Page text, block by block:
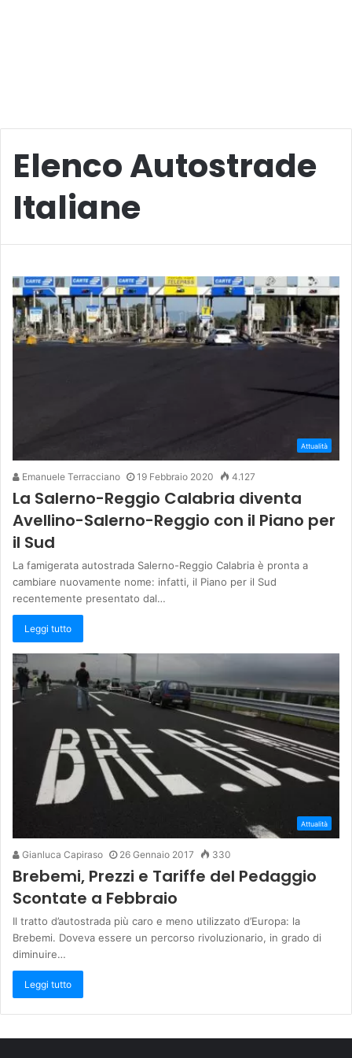
Elenco Autostrade
Italiane
Attualità
Emanuele Terracciano 19 Febbraio 2020 4.127
La Salerno-Reggio Calabria diventa
Avellino-Salerno-Reggio con il Piano per
il Sud
La famigerata autostrada Salerno-Reggio Calabria è pronta a
cambiare nuovamente nome: infatti, il Piano per il Sud
recentemente presentato dal…
Leggi tutto
Attualità
Gianluca Capiraso 26 Gennaio 2017 330
Brebemi, Prezzi e Tariffe del Pedaggio
Scontate a Febbraio
Il tratto d’autostrada più caro e meno utilizzato d’Europa: la
Brebemi. Doveva essere un percorso rivoluzionario, in grado di
diminuire…
Leggi tutto